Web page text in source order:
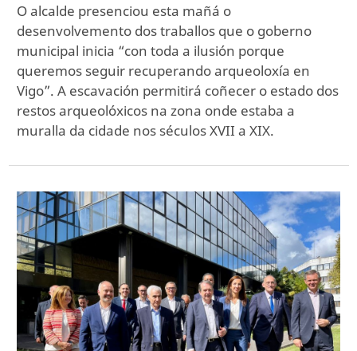
O alcalde presenciou esta mañá o
desenvolvemento dos traballos que o goberno
municipal inicia “con toda a ilusión porque
queremos seguir recuperando arqueoloxía en
Vigo”. A escavación permitirá coñecer o estado dos
restos arqueolóxicos na zona onde estaba a
muralla da cidade nos séculos XVII a XIX.